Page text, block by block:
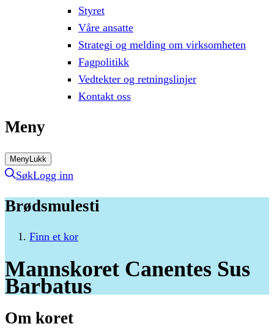
Styret
Våre ansatte
Strategi og melding om virksomheten
Fagpolitikk
Vedtekter og retningslinjer
Kontakt oss
Meny
MenyLukk
SøkLogg inn
Brødsmulesti
Finn et kor
Mannskoret Canentes Sus
Barbatus
Om koret